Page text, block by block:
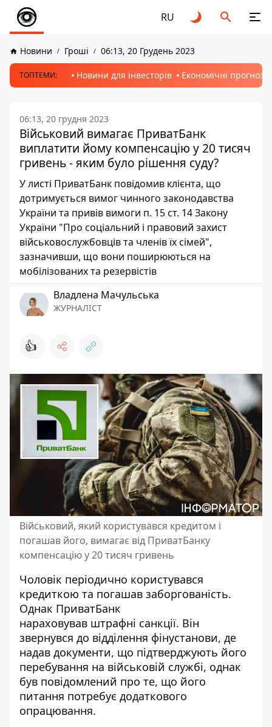
RU
Новини Гроші 06:13, 20 Грудень 2023
ТОПТЕМИ: Новини для інвесторів Економічні прогнози
06:13, 20 грудня 2023
Військовий вимагає ПриватБанк
виплатити йому компенсацію у 20 тисяч
гривень - яким було рішення суду?
У листі ПриватБанк повідомив клієнта, що
дотримується вимог чинного законодавства
України та привів вимоги п. 15 ст. 14 Закону
України "Про соціальний і правовий захист
військовослужбовців та членів їх сімей",
зазначивши, що вони поширюються на
мобілізованих та резервістів
Владлена Мачульська
ЖУРНАЛІСТ
👍
Військовий, який користувався кредитом і
погашав його, вимагає від ПриватБанку
компенсацію у 20 тисяч гривень
Чоловік періодично користувався
кредиткою та погашав заборгованість.
Однак ПриватБанк
нараховував штрафні санкції. Він
звернувся до відділення фінустанови, де
надав документи, що підтверджують його
перебування на військовій службі, однак
був повідомлений про те, що його
питання потребує додаткового
опрацювання.